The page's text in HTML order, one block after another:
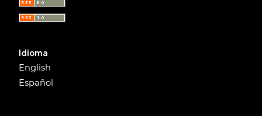
Idioma
English
Español